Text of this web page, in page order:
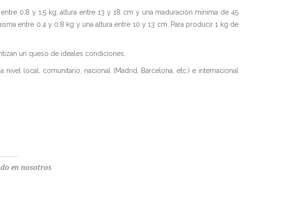
0,8 y 1,5 kg, altura entre 13 y 18 cm y una maduración mínima de 45
entre 0,4 y 0,8 kg y una altura entre 10 y 13 cm. Para producir 1 kg de
un queso de ideales condiciones.
local, comunitario, nacional (Madrid, Barcelona, etc.) e internacional
en nosotros